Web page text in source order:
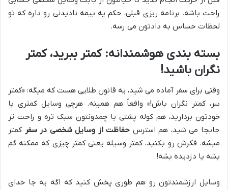
راحت باشه. برنامه ریزی قبلی، حکم یه بیمه نادیدنی رو داره که تو
لحظات حساس به دادتون می رسه.
بسته بندی هوشمندانه: کمتر ببرید، کمتر
نگران باشید!
وقتی برای سفر آماده می شید، یه قانون طلایی هست که میگه: «کمتر
ببر، کمتر نگران باش!» واقعاً هم همینه. هرچی وسایل کمتری با
خودتون بردارید، هم کوله پشتی یا چمدونتون سبک تره و راحت تر
جابجا می شید، هم استرس حفاظت از وسایل شخصی در سفر کمتر
میشه. فکرش رو بکنید، کمتر وسیله یعنی کمتر چیزی که ممکنه گم
بشه یا دزدیده بشه!
وسایل ارزشمندتون رو هم طوری پخش کنید که اگه یه جا خدای